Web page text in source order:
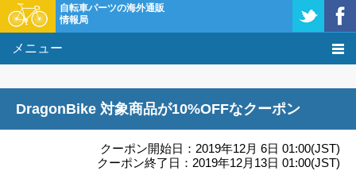
自転車パーツの海外通販
情報局
メニュー
基礎知識
DragonBike 対象商品が10%OFFなクーポン
クーポン開始日：2019年12月 6日 01:00(JST)
クーポン終了日：2019年12月13日 01:00(JST)